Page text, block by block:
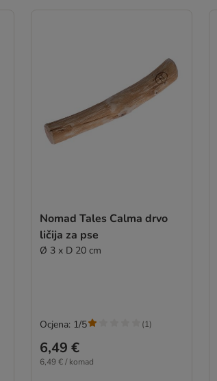
Nomad Tales Calma drvo
ličija za pse
Ø 3 x D 20 cm
6,49 €
6,49 € / komad
Ocjena: 1/5 (1)